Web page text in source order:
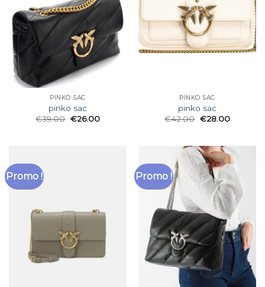
PINKO SAC
pinko sac
€39.00 €26.00
PINKO SAC
pinko sac
€42.00 €28.00
Promo ! Promo !